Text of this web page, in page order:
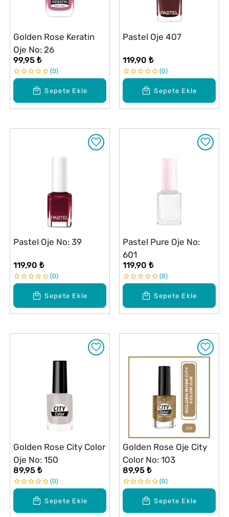
Sepete Ekle
Golden Rose Keratin
Oje No: 26
99,95 ₺
0
Sepete Ekle
Pastel Oje 407
119,90 ₺
0
Sepete Ekle
Pastel Oje No: 39
119,90 ₺
0
Sepete Ekle
Pastel Pure Oje No:
601
119,90 ₺
0
Sepete Ekle
Golden Rose City Color
Oje No: 150
89,95 ₺
0
Sepete Ekle
Golden Rose Oje City
Color No: 103
89,95 ₺
0